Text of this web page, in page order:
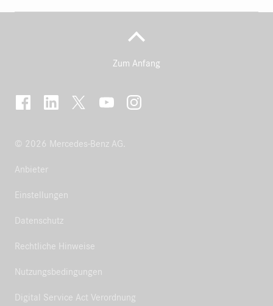
Zum Anfang
© 2026 Mercedes-Benz AG.
Anbieter
Einstellungen
Datenschutz
Rechtliche Hinweise
Nutzungsbedingungen
Digital Service Act Verordnung